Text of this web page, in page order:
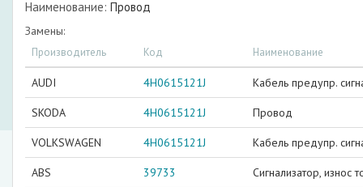
Наименование: Провод
Замены:
Производитель Код Наименование
AUDI 4H0615121J Кабель предупр.
SKODA 4H0615121J Провод
VOLKSWAGEN 4H0615121J Кабель предупр.
ABS 39733 Сигнализатор, износ